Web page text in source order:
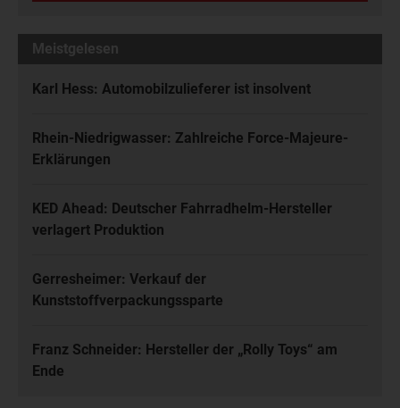
Meistgelesen
Karl Hess: Automobilzulieferer ist insolvent
Rhein-Niedrigwasser: Zahlreiche Force-Majeure-
Erklärungen
KED Ahead: Deutscher Fahrradhelm-Hersteller
verlagert Produktion
Gerresheimer: Verkauf der
Kunststoffverpackungssparte
Franz Schneider: Hersteller der „Rolly Toys“ am
Ende